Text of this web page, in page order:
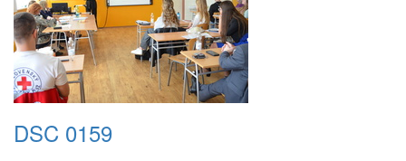
DSC 0159